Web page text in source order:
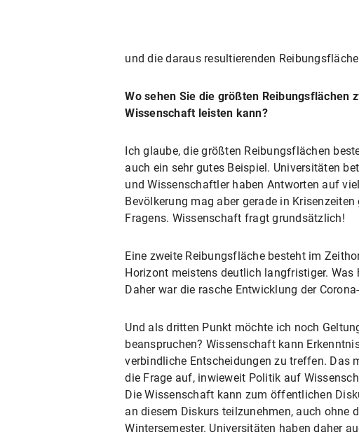
und die daraus resultierenden
Wo sehen Sie die größten Reibungsflächen
Wissenschaft leisten kann?
Ich glaube, die größten Reibungsflächen
auch ein sehr gutes Beispiel. Universitäten
und Wissenschaftler haben Antworten auf
Bevölkerung mag aber gerade in
Fragens. Wissenschaft fragt grundsätzlich!
Eine zweite Reibungsfläche besteht im
Horizont meistens deutlich langfristiger.
Daher war die rasche Entwicklung der
Und als dritten Punkt möchte ich noch
beanspruchen? Wissenschaft kann
verbindliche Entscheidungen zu treffen. Das
die Frage auf, inwieweit Politik auf
Die Wissenschaft kann zum öffentlichen
an diesem Diskurs teilzunehmen, auch ohne
Wintersemester. Universitäten haben daher